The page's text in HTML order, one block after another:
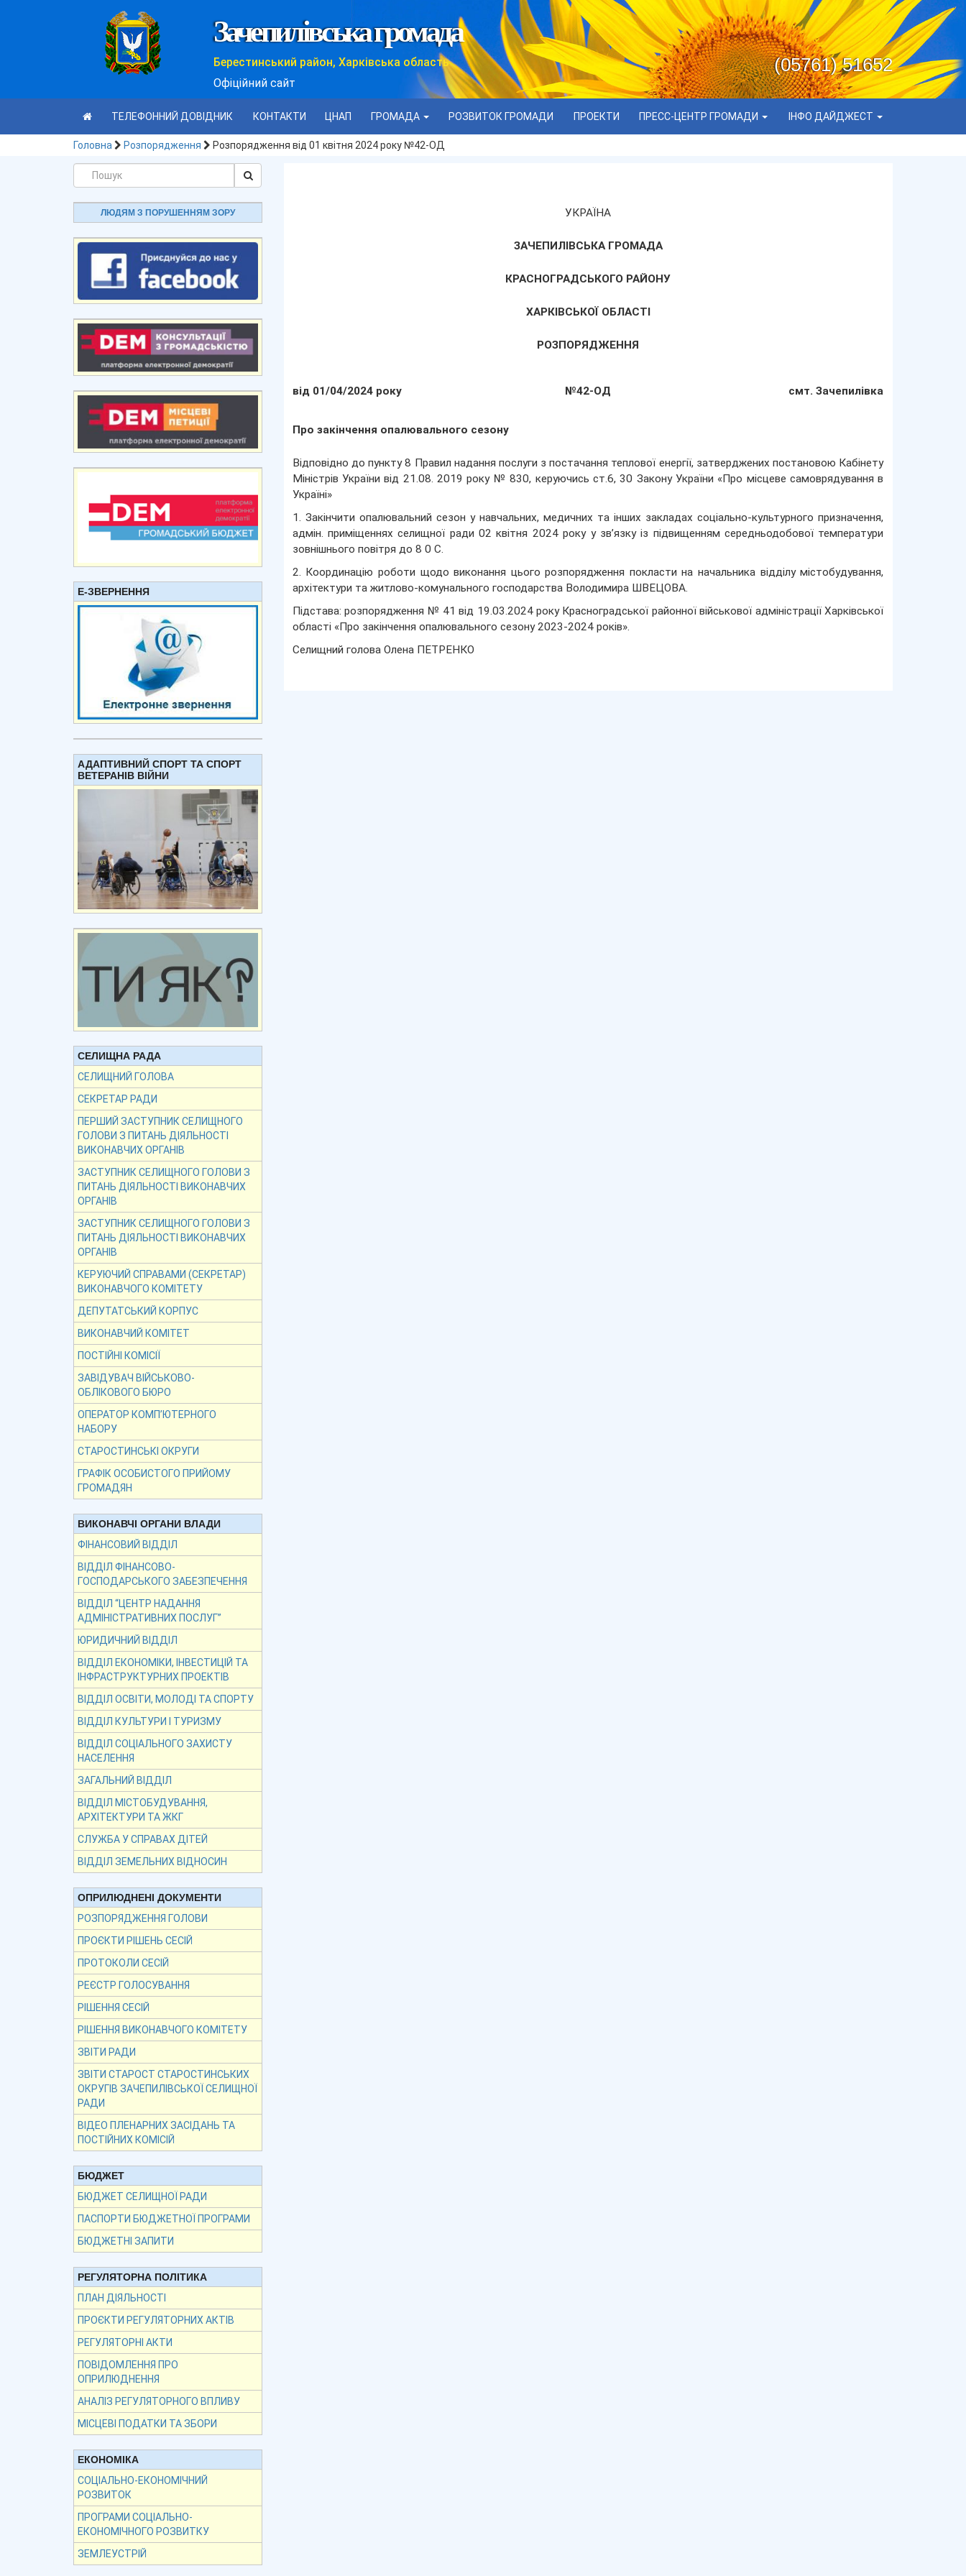
Зачепилівська громада
Берестинський район, Харківська область
Офіційний сайт
(05761) 51652
ТЕЛЕФОННИЙ ДОВІДНИК КОНТАКТИ ЦНАП ГРОМАДА РОЗВИТОК ГРОМАДИ ПРОЕКТИ ПРЕСС-ЦЕНТР ГРОМАДИ ІНФО ДАЙДЖЕСТ
Головна Розпорядження Розпорядження від 01 квітня 2024 року №42-ОД
ЛЮДЯМ З ПОРУШЕННЯМ ЗОРУ
Е-ЗВЕРНЕННЯ
АДАПТИВНИЙ СПОРТ ТА СПОРТ
ВЕТЕРАНІВ ВІЙНИ
СЕЛИЩНА РАДА
СЕЛИЩНИЙ ГОЛОВА
СЕКРЕТАР РАДИ
ПЕРШИЙ ЗАСТУПНИК СЕЛИЩНОГО
ГОЛОВИ З ПИТАНЬ ДІЯЛЬНОСТІ
ВИКОНАВЧИХ ОРГАНІВ
ЗАСТУПНИК СЕЛИЩНОГО ГОЛОВИ З
ПИТАНЬ ДІЯЛЬНОСТІ ВИКОНАВЧИХ
ОРГАНІВ
ЗАСТУПНИК СЕЛИЩНОГО ГОЛОВИ З
ПИТАНЬ ДІЯЛЬНОСТІ ВИКОНАВЧИХ
ОРГАНІВ
КЕРУЮЧИЙ СПРАВАМИ (СЕКРЕТАР)
ВИКОНАВЧОГО КОМІТЕТУ
ДЕПУТАТСЬКИЙ КОРПУС
ВИКОНАВЧИЙ КОМІТЕТ
ПОСТІЙНІ КОМІСІЇ
ЗАВІДУВАЧ ВІЙСЬКОВО-
ОБЛІКОВОГО БЮРО
ОПЕРАТОР КОМП’ЮТЕРНОГО
НАБОРУ
СТАРОСТИНСЬКІ ОКРУГИ
ГРАФІК ОСОБИСТОГО ПРИЙОМУ
ГРОМАДЯН
ВИКОНАВЧІ ОРГАНИ ВЛАДИ
ФІНАНСОВИЙ ВІДДІЛ
ВІДДІЛ ФІНАНСОВО-
ГОСПОДАРСЬКОГО ЗАБЕЗПЕЧЕННЯ
ВІДДІЛ “ЦЕНТР НАДАННЯ
АДМІНІСТРАТИВНИХ ПОСЛУГ”
ЮРИДИЧНИЙ ВІДДІЛ
ВІДДІЛ ЕКОНОМІКИ, ІНВЕСТИЦІЙ ТА
ІНФРАСТРУКТУРНИХ ПРОЕКТІВ
ВІДДІЛ ОСВІТИ, МОЛОДІ ТА СПОРТУ
ВІДДІЛ КУЛЬТУРИ І ТУРИЗМУ
ВІДДІЛ СОЦІАЛЬНОГО ЗАХИСТУ
НАСЕЛЕННЯ
ЗАГАЛЬНИЙ ВІДДІЛ
ВІДДІЛ МІСТОБУДУВАННЯ,
АРХІТЕКТУРИ ТА ЖКГ
СЛУЖБА У СПРАВАХ ДІТЕЙ
ВІДДІЛ ЗЕМЕЛЬНИХ ВІДНОСИН
ОПРИЛЮДНЕНІ ДОКУМЕНТИ
РОЗПОРЯДЖЕННЯ ГОЛОВИ
ПРОЄКТИ РІШЕНЬ СЕСІЙ
ПРОТОКОЛИ СЕСІЙ
РЕЄСТР ГОЛОСУВАННЯ
РІШЕННЯ СЕСІЙ
РІШЕННЯ ВИКОНАВЧОГО КОМІТЕТУ
ЗВІТИ РАДИ
ЗВІТИ СТАРОСТ СТАРОСТИНСЬКИХ
ОКРУГІВ ЗАЧЕПИЛІВСЬКОЇ СЕЛИЩНОЇ
РАДИ
ВІДЕО ПЛЕНАРНИХ ЗАСІДАНЬ ТА
ПОСТІЙНИХ КОМІСІЙ
БЮДЖЕТ
БЮДЖЕТ СЕЛИЩНОЇ РАДИ
ПАСПОРТИ БЮДЖЕТНОЇ ПРОГРАМИ
БЮДЖЕТНІ ЗАПИТИ
РЕГУЛЯТОРНА ПОЛІТИКА
ПЛАН ДІЯЛЬНОСТІ
ПРОЄКТИ РЕГУЛЯТОРНИХ АКТІВ
РЕГУЛЯТОРНІ АКТИ
ПОВІДОМЛЕННЯ ПРО
ОПРИЛЮДНЕННЯ
АНАЛІЗ РЕГУЛЯТОРНОГО ВПЛИВУ
МІСЦЕВІ ПОДАТКИ ТА ЗБОРИ
ЕКОНОМІКА
СОЦІАЛЬНО-ЕКОНОМІЧНИЙ
РОЗВИТОК
ПРОГРАМИ СОЦІАЛЬНО-
ЕКОНОМІЧНОГО РОЗВИТКУ
ЗЕМЛЕУСТРІЙ
УКРАЇНА
ЗАЧЕПИЛІВСЬКА ГРОМАДА
КРАСНОГРАДСЬКОГО РАЙОНУ
ХАРКІВСЬКОЇ ОБЛАСТІ
РОЗПОРЯДЖЕННЯ
від 01/04/2024 року №42-ОД смт. Зачепилівка
Про закінчення опалювального сезону
Відповідно до пункту 8 Правил надання послуги з постачання теплової енергії, затверджених постановою Кабінету
Міністрів України від 21.08. 2019 року № 830, керуючись ст.6, 30 Закону України «Про місцеве самоврядування в
Україні»
1. Закінчити опалювальний сезон у навчальних, медичних та інших закладах соціально-культурного призначення,
адмін. приміщеннях селищної ради 02 квітня 2024 року у зв’язку із підвищенням середньодобової температури
зовнішнього повітря до 8 0 С.
2. Координацію роботи щодо виконання цього розпорядження покласти на начальника відділу містобудування,
архітектури та житлово-комунального господарства Володимира ШВЕЦОВА.
Підстава: розпорядження № 41 від 19.03.2024 року Красноградської районної військової адміністрації Харківської
області «Про закінчення опалювального сезону 2023-2024 років».
Селищний голова Олена ПЕТРЕНКО